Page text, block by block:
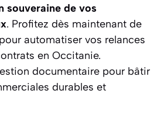
souveraine de vos
. Profitez dès maintenant de
automatiser vos relances
en Occitanie.
documentaire pour bâtir
durables et